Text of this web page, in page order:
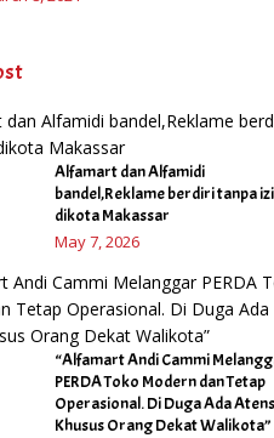
Alfamart dan Alfamidi
bandel,Reklame berdiri tanpa
dikota Makassar
May 7, 2026
“Alfamart Andi Cammi
PERDA Toko Modern dan Tetap
Operasional. Di Duga Ada
Khusus Orang Dekat Walikota”